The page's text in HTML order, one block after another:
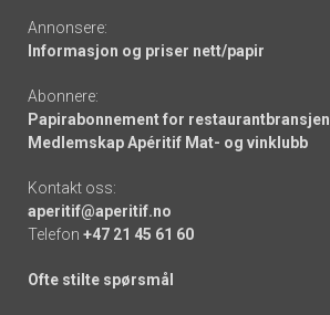
Annonsere:
Informasjon og priser nett/papir
Abonnere:
Papirabonnement for restaurantbransjen
Medlemskap Apéritif Mat- og vinklubb
Kontakt oss:
aperitif@aperitif.no
Telefon +47 21 45 61 60
Ofte stilte spørsmål